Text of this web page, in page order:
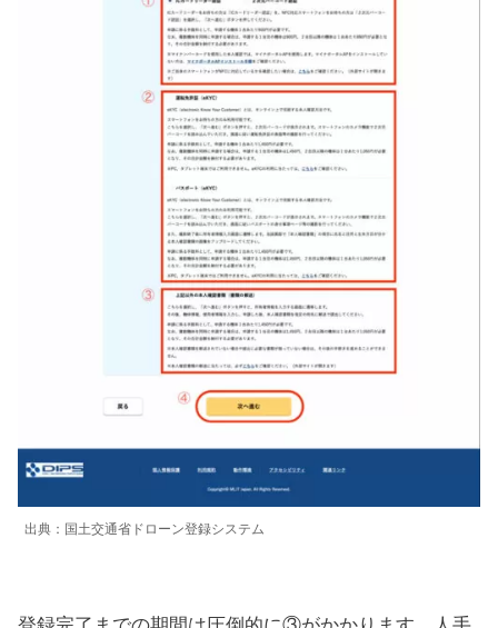
出典：国土交通省ドローン登録システム